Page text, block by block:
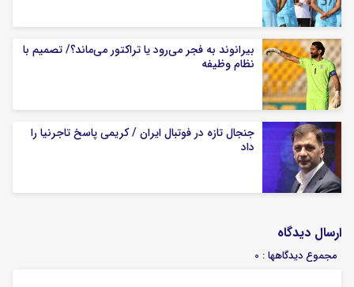
بیرانوند به فجر می‌رود یا تراکتور می‌ماند؟/ تصمیم با
نظام وظیفه
جنجال تازه در فوتبال ایران / کریمی پاسخ تاجرنیا را
داد
ارسال دیدگاه
مجموع دیدگاهها : 0